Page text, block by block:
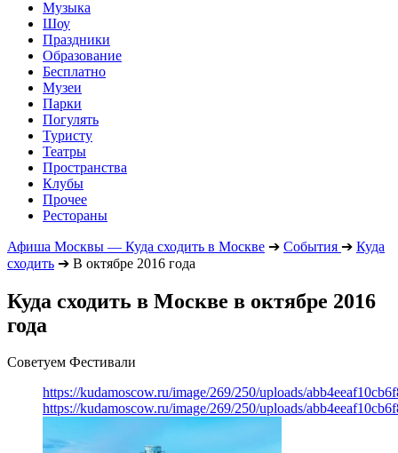
Музыка
Шоу
Праздники
Образование
Бесплатно
Музеи
Парки
Погулять
Туристу
Театры
Пространства
Клубы
Прочее
Рестораны
Афиша Москвы — Куда сходить в Москве ➔ События ➔ Куда
сходить ➔ В октябре 2016 года
Куда сходить в Москве в октябре 2016
года
Советуем Фестивали
https://kudamoscow.ru/image/269/250/uploads/
https://kudamoscow.ru/image/269/250/uploads/